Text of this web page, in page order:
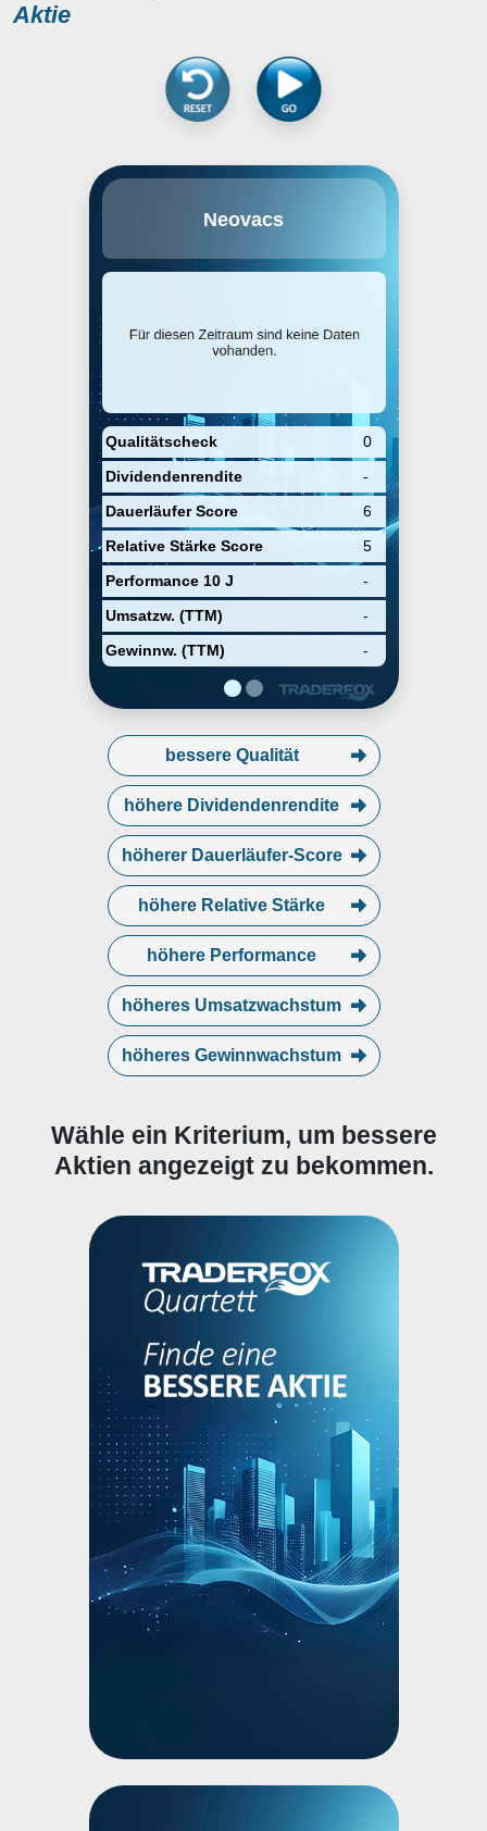
Aktie
Neovacs
Qualitätscheck
0
Dividendenrendite
-
Dauerläufer Score
6
Relative Stärke Score
5
Performance 10 J
-
Umsatzw. (TTM)
-
Gewinnw. (TTM)
-
bessere Qualität
höhere Dividendenrendite
höherer Dauerläufer-Score
höhere Relative Stärke
höhere Performance
höheres Umsatzwachstum
höheres Gewinnwachstum
Wähle ein Kriterium, um bessere
Aktien angezeigt zu bekommen.